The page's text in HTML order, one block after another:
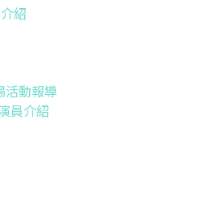
紹
活動報導
員介紹